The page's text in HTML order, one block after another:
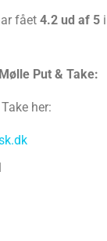
fået 4.2 ud af 5i
Put & Take:
her: